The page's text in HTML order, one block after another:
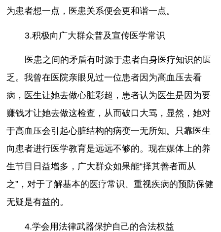
为患者想一点，医患关系便会更和谐一点。
3.积极向广大群众普及宣传医学常识
医患之间的矛盾有时源于患者自身医疗知识的匮
乏。我曾在医院亲眼见过一位患者因为高血压去看
病，医生让她去做心脏彩超，患者认为医生是因为要
赚钱才让她去做这检查，从而破口大骂，显然，她对
于高血压会引起心脏结构的病变一无所知。只靠医生
向患者进行医学教育是远远不够的。现在媒体上的养
生节目日益增多，广大群众如果能“择其善者而从
之”，对于了解基本的医疗常识、重视疾病的预防保健
无疑是有益的。
4.学会用法律武器保护自己的合法权益